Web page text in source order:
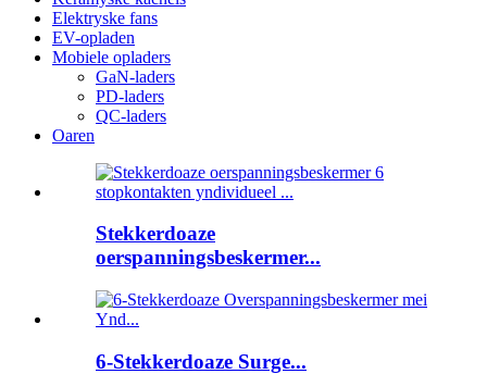
Elektryske fans
EV-opladen
Mobiele opladers
GaN-laders
PD-laders
QC-laders
Oaren
Stekkerdoaze
oerspanningsbeskermer...
6-Stekkerdoaze Surge...